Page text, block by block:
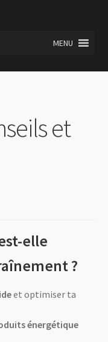
MENU
et
elle
?
et optimiser ta
énergétique